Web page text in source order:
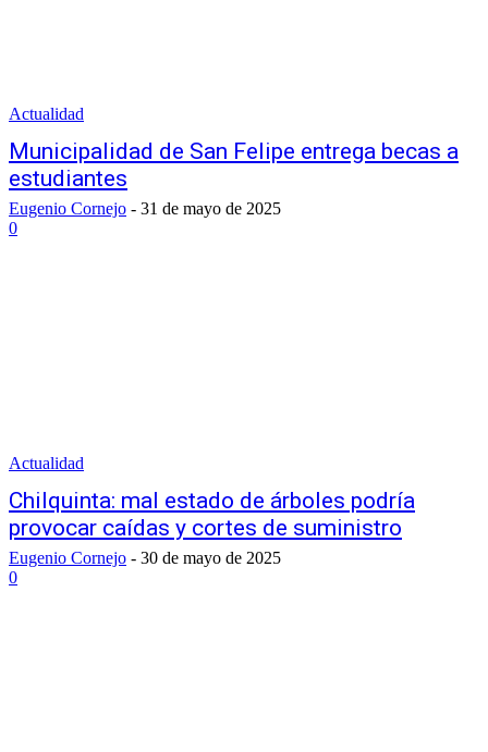
Actualidad
Municipalidad de San Felipe entrega becas a
estudiantes
Eugenio Cornejo - 31 de mayo de 2025
0
Actualidad
Chilquinta: mal estado de árboles podría
provocar caídas y cortes de suministro
Eugenio Cornejo - 30 de mayo de 2025
0